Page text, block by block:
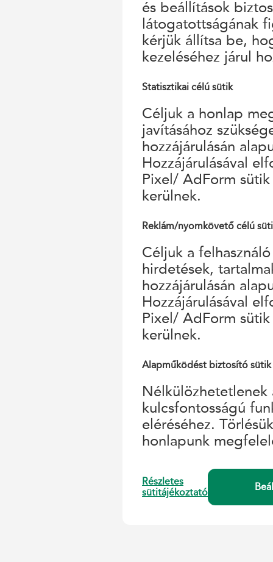
és beállítások
látogatottságának
kérjük állítsa be,
kezeléséhez járul
Statisztikai célú sütik
Céljuk a honlap
javításához
hozzájárulásán
Hozzájárulásával
Pixel/ AdForm
kerülnek.
Reklám/nyomkövető célú
Céljuk a
hirdetések,
hozzájárulásán
Hozzájárulásával
Pixel/ AdForm
kerülnek.
Alapműködést biztosító sütik
kulcsfontosságú
eléréséhez.
honlapunk
Részletes
sütitájékoztató